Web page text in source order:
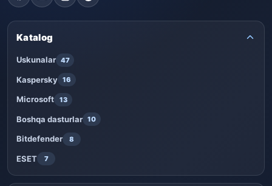
Katalog
Uskunalar 47
Kaspersky 16
Microsoft 13
Boshqa dasturlar 10
Bitdefender 8
ESET 7